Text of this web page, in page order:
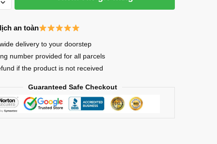
an toàn
delivery to your doorstep
number provided for all parcels
if the product is not received
Guaranteed Safe Checkout